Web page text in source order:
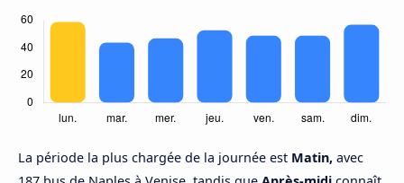
La période la plus chargée de la journée est Matin, avec